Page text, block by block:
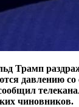
Трамп
давлению со
чиновников.